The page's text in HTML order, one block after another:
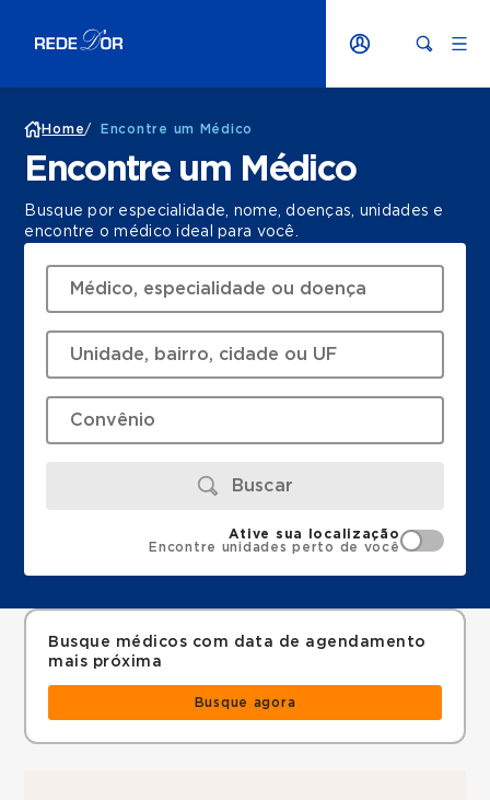
Home/ Encontre um Médico
Encontre um Médico
Busque por especialidade, nome, doenças, unidades e
encontre o médico ideal para você.
Buscar
Ative sua localização
Encontre unidades perto de você
Busque médicos com data de agendamento
mais próxima
Busque agora